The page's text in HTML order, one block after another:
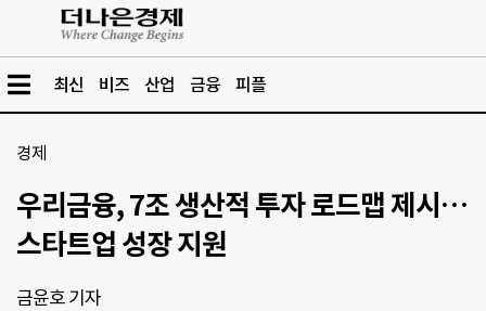
최신 비즈 산업 금융 피플
경제
우리금융, 7조 생산적 투자 로드맵 제시…
스타트업 성장 지원
금윤호 기자